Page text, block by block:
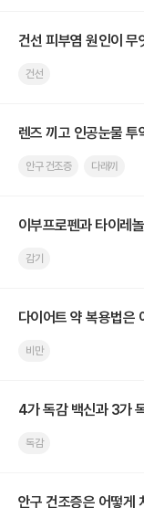
건선 피부염 원인이 무
건선
렌즈 끼고 인공눈물 투
안구 건조증 다래끼
이부프로펜과 타이레
감기
다이어트 약 복용법은
비만
4가 독감 백신과 3가
독감
안구 건조증은 어떻게